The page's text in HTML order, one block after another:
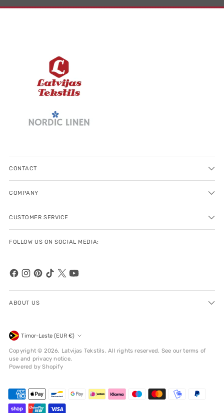
CONTACT
COMPANY
CUSTOMER SERVICE
FOLLOW US ON SOCIAL MEDIA:
ABOUT US
Currency Timor-Leste (EUR €)
Copyright © 2026, Latvijas Tekstils. All rights reserved. See our terms of
use and privacy notice.
Powered by Shopify